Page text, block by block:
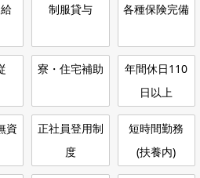
制服貸与 各種保険完備
寮・住宅補助
年間休日110
日以上
資
正社員登用制
度
短時間勤務
(扶養内)